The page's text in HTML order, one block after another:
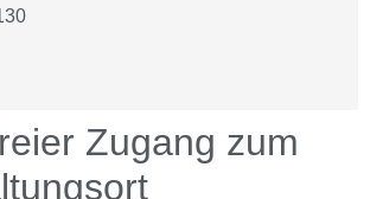
Zugang zum